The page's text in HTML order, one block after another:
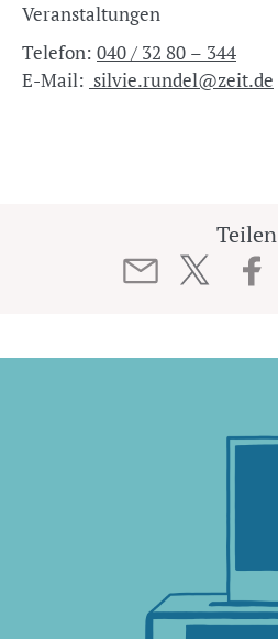
Veranstaltungen
Telefon: 040 / 32 80 – 344
E-Mail: silvie.rundel@zeit.de
Teilen